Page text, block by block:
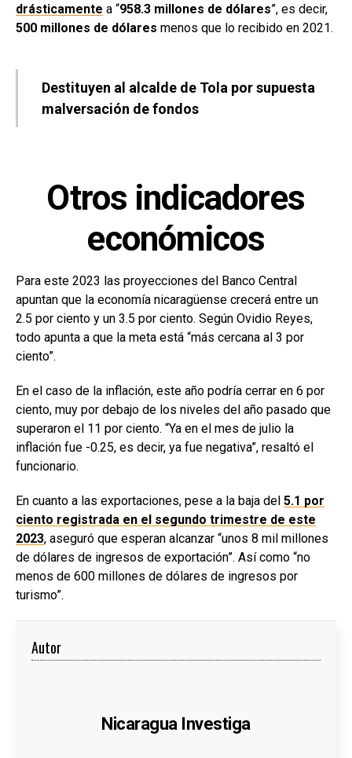
drásticamente a “958.3 millones de dólares”, es decir,
500 millones de dólares menos que lo recibido en 2021.
Destituyen al alcalde de Tola por supuesta
malversación de fondos
Otros indicadores
económicos
Para este 2023 las proyecciones del Banco Central
apuntan que la economía nicaragüense crecerá entre un
2.5 por ciento y un 3.5 por ciento. Según Ovidio Reyes,
todo apunta a que la meta está “más cercana al 3 por
ciento”.
En el caso de la inflación, este año podría cerrar en 6 por
ciento, muy por debajo de los niveles del año pasado que
superaron el 11 por ciento. “Ya en el mes de julio la
inflación fue -0.25, es decir, ya fue negativa”, resaltó el
funcionario.
En cuanto a las exportaciones, pese a la baja del 5.1 por
ciento registrada en el segundo trimestre de este
2023, aseguró que esperan alcanzar “unos 8 mil millones
de dólares de ingresos de exportación”. Así como “no
menos de 600 millones de dólares de ingresos por
turismo”.
Autor
Nicaragua Investiga